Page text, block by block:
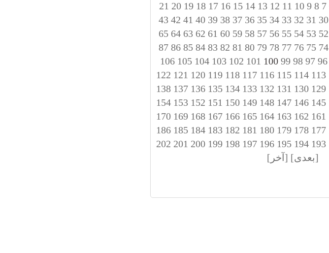
7
8
9
10
11
12
13
14
15
16
17
18
19
20
21
30
31
32
33
34
35
36
37
38
39
40
41
42
43
52
53
54
55
56
57
58
59
60
61
62
63
64
65
74
75
76
77
78
79
80
81
82
83
84
85
86
87
96
97
98
99
100
101
102
103
104
105
106
113
114
115
116
117
118
119
120
121
122
129
130
131
132
133
134
135
136
137
138
145
146
147
148
149
150
151
152
153
154
161
162
163
164
165
166
167
168
169
170
177
178
179
180
181
182
183
184
185
186
193
194
195
196
197
198
199
200
201
202
[بعدی] [آخر]